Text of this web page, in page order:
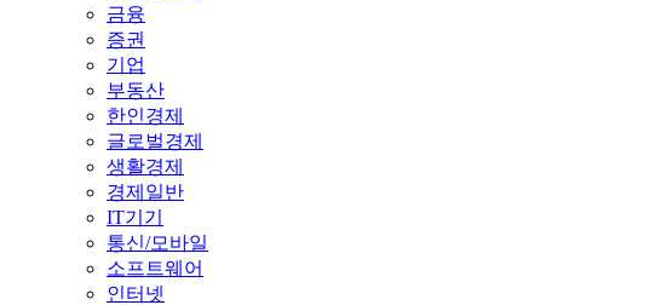
금융
증권
기업
부동산
한인경제
글로벌경제
생활경제
경제일반
IT기기
통신/모바일
소프트웨어
인터넷